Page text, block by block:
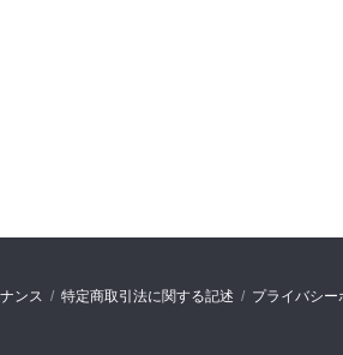
ンス 特定商取引法に関する記述 プライバシー